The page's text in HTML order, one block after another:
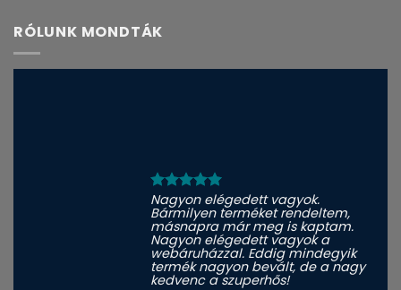
RÓLUNK MONDTÁK
Nagyon elégedett vagyok.
Bármilyen terméket rendeltem,
másnapra már meg is kaptam.
Nagyon elégedett vagyok a
webáruházzal. Eddig mindegyik
termék nagyon bevált, de a nagy
kedvenc a szuperhős!